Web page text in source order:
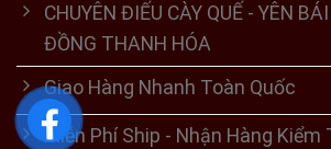
CHUYÊN ĐIẾU CÀY QUẾ - YÊN
ĐỒNG THANH HÓA
Giao Hàng Nhanh Toàn Quốc
Miễn Phí Ship - Nhận Hàng Kiểm